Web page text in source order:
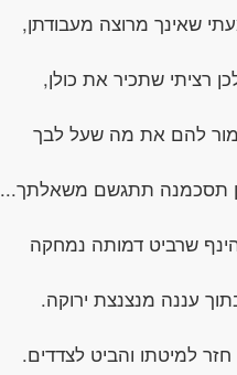
שאינך מרוצה מעבודתן,
רציתי שתכיר את כולן,
להם את מה שעל לבך
תסכמנה תתגשם משאלתך...
שרביט דמותה נמחקה
עננה מנצנצת ירוקה.
חזר למיטתו והביט לצדדים.